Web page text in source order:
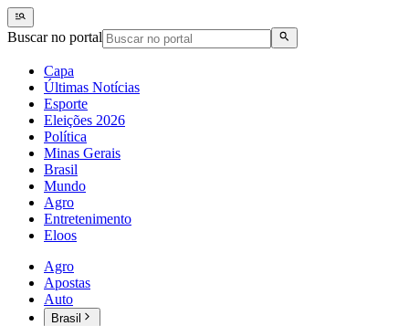
Buscar no portal
Capa
Últimas Notícias
Esporte
Eleições 2026
Política
Minas Gerais
Brasil
Mundo
Agro
Entretenimento
Eloos
Agro
Apostas
Auto
Brasil